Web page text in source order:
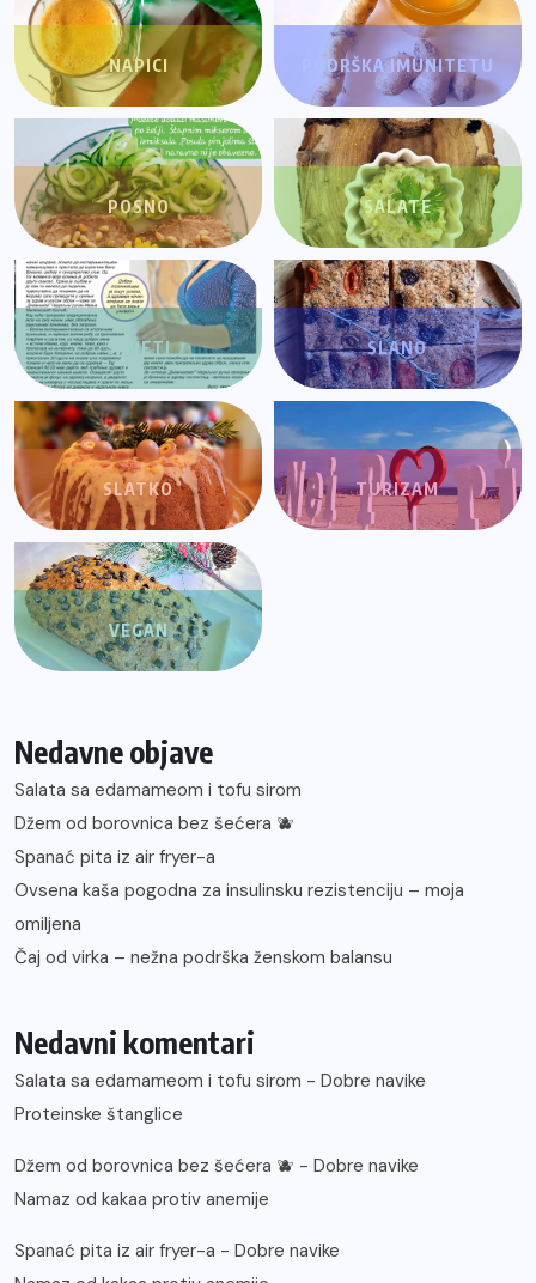
NAPICI PODRŠKA IMUNITETU
POSNO SALATE
SAVETI SLANO
SLATKO TURIZAM
VEGAN
Nedavne objave
Salata sa edamameom i tofu sirom
Džem od borovnica bez šećera 🫐
Spanać pita iz air fryer-a
Ovsena kaša pogodna za insulinsku rezistenciju – moja
omiljena
Čaj od virka – nežna podrška ženskom balansu
Nedavni komentari
Salata sa edamameom i tofu sirom - Dobre navike
Proteinske štanglice
Džem od borovnica bez šećera 🫐 - Dobre navike
Namaz od kakaa protiv anemije
Spanać pita iz air fryer-a - Dobre navike